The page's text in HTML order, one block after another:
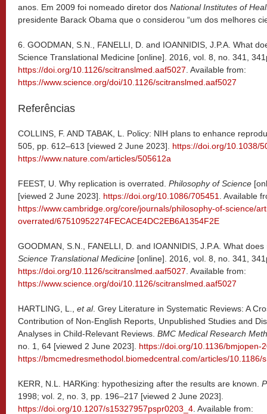
anos. Em 2009 foi nomeado diretor dos National Institutes of
presidente Barack Obama que o considerou “um dos melhores
6. GOODMAN, S.N., FANELLI, D. and IOANNIDIS, J.P.A. What
Science Translational Medicine [online]. 2016, vol. 8, no. 341,
https://doi.org/10.1126/scitranslmed.aaf5027 . Available from:
https://www.science.org/doi/10.1126/scitranslmed.aaf5027
Referências
COLLINS, F. AND TABAK, L. Policy: NIH plans to enhance
505, pp. 612–613 [viewed 2 June 2023]. https://doi.org/10.1038/
https://www.nature.com/articles/505612a
FEEST, U. Why replication is overrated. Philosophy of Science
[viewed 2 June 2023]. https://doi.org/10.1086/705451
. Available
https://www.cambridge.org/core/journals/philosophy-of-science/
overrated/67510952274FECACE4DC2EB6A1354F2E
GOODMAN, S.N., FANELLI, D. and IOANNIDIS, J.P.A. What
Science Translational Medicine [online]. 2016, vol. 8, no. 341,
https://doi.org/10.1126/scitranslmed.aaf5027 . Available from:
https://www.science.org/doi/10.1126/scitranslmed.aaf5027
HARTLING, L., et al. Grey Literature in Systematic Reviews: A
Contribution of Non-English Reports, Unpublished Studies and
Analyses in Child-Relevant Reviews. BMC Medical Research
no. 1, 64 [viewed 2 June 2023]. https://doi.org/10.1136/bmjopen-
https://bmcmedresmethodol.biomedcentral.com/articles/10.1186/
KERR, N.L. HARKing: hypothesizing after the results are known.
1998; vol. 2, no. 3, pp. 196–217 [viewed 2 June 2023].
https://doi.org/10.1207/s15327957pspr0203_4 . Available from: